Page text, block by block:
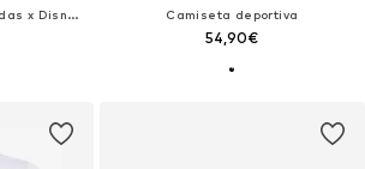
Camiseta deportiva 'Adidas x Disney Micky Maus'
Camiseta deportiva
54,90€